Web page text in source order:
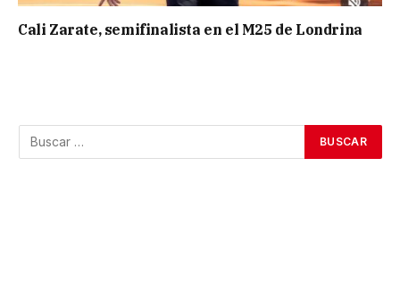
Cali Zarate, semifinalista en el M25 de Londrina